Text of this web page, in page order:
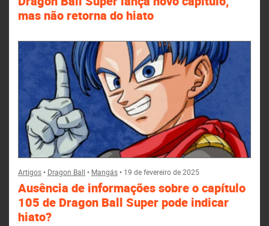
mas não retorna do hiato
Artigos• Dragon Ball • Mangás• 19 de fevereiro de 2025
Ausência de informações sobre o capítulo
105 de Dragon Ball Super pode indicar
hiato?